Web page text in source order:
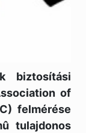
biztosítási
of
felmérése
tulajdonos